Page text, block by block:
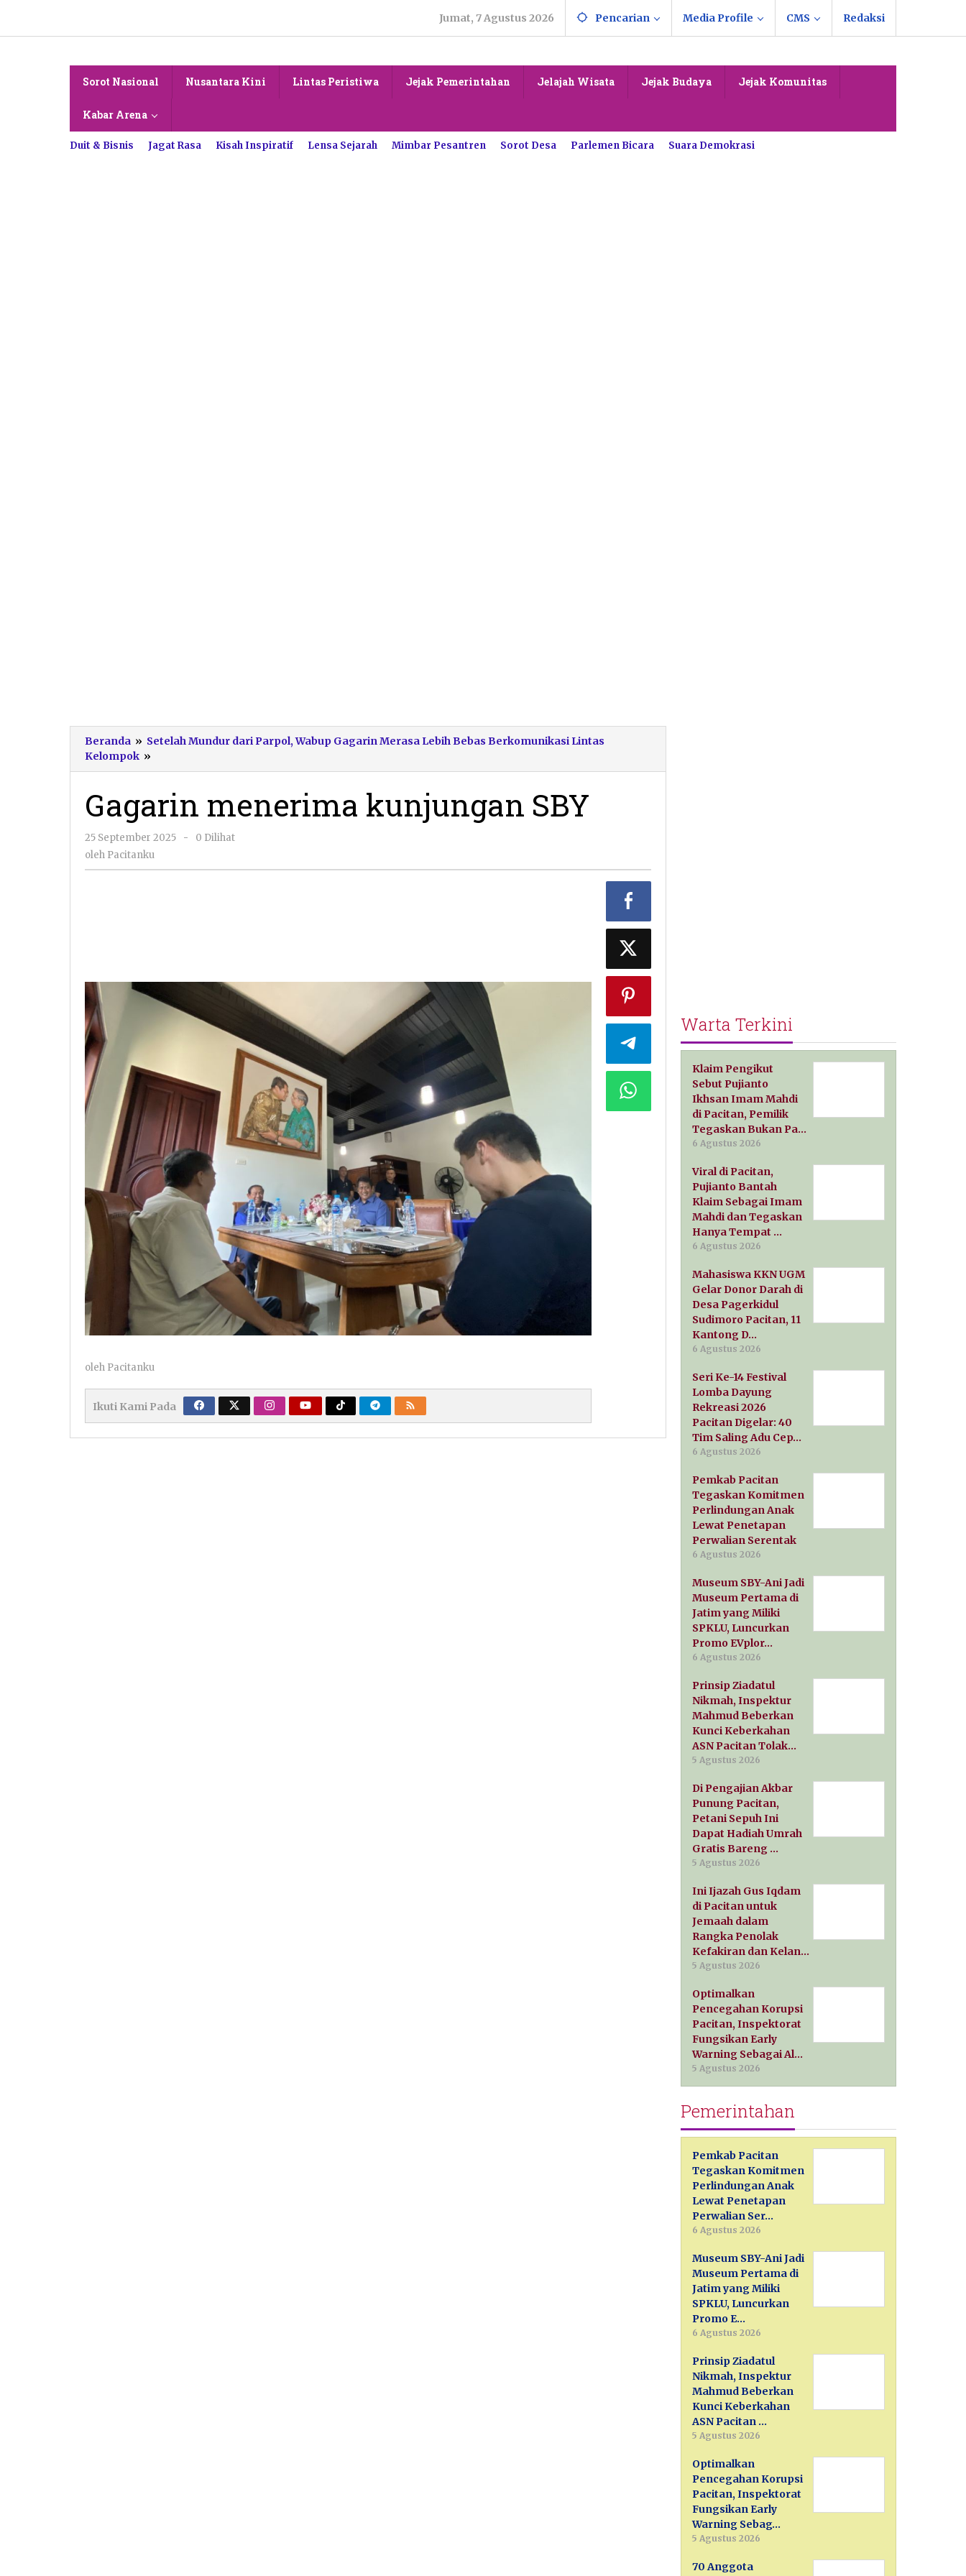
konten
Jumat, 7 Agustus 2026 Pencarian Media Profile CMS Redaksi
Sorot Nasional Nusantara Kini Lintas Peristiwa Jejak Pemerintahan Jelajah Wisata Jejak Budaya Jejak Komunitas
Kabar Arena
Duit & Bisnis Jagat Rasa Kisah Inspiratif Lensa Sejarah Mimbar Pesantren Sorot Desa Parlemen Bicara Suara Demokrasi
Beranda » Setelah Mundur dari Parpol, Wabup Gagarin Merasa Lebih Bebas Berkomunikasi Lintas
Kelompok »
menerima
SBY
Gagarin menerima kunjungan SBY
25 September 2025
oleh
-
0 Dilihat
oleh Pacitanku
oleh Pacitanku
Ikuti Kami Pada
Warta Terkini
Klaim Pengikut
Sebut Pujianto
Ikhsan Imam Mahdi
di Pacitan, Pemilik
Tegaskan Bukan Pa…
6 Agustus 2026
Viral di Pacitan,
Pujianto Bantah
Klaim Sebagai Imam
Mahdi dan Tegaskan
Hanya Tempat …
6 Agustus 2026
Mahasiswa KKN UGM
Gelar Donor Darah di
Desa Pagerkidul
Sudimoro Pacitan, 11
Kantong D…
6 Agustus 2026
Seri Ke-14 Festival
Lomba Dayung
Rekreasi 2026
Pacitan Digelar: 40
Tim Saling Adu Cep…
6 Agustus 2026
Pemkab Pacitan
Tegaskan Komitmen
Perlindungan Anak
Lewat Penetapan
Perwalian Serentak
6 Agustus 2026
Museum SBY-Ani Jadi
Museum Pertama di
Jatim yang Miliki
SPKLU, Luncurkan
Promo EVplor…
6 Agustus 2026
Prinsip Ziadatul
Nikmah, Inspektur
Mahmud Beberkan
Kunci Keberkahan
ASN Pacitan Tolak…
5 Agustus 2026
Di Pengajian Akbar
Punung Pacitan,
Petani Sepuh Ini
Dapat Hadiah Umrah
Gratis Bareng …
5 Agustus 2026
Ini Ijazah Gus Iqdam
di Pacitan untuk
Jemaah dalam
Rangka Penolak
Kefakiran dan Kelan…
5 Agustus 2026
Optimalkan
Pencegahan Korupsi
Pacitan, Inspektorat
Fungsikan Early
Warning Sebagai Al…
5 Agustus 2026
Pemerintahan
Pemkab Pacitan
Tegaskan Komitmen
Perlindungan Anak
Lewat Penetapan
Perwalian Ser…
6 Agustus 2026
Museum SBY-Ani Jadi
Museum Pertama di
Jatim yang Miliki
SPKLU, Luncurkan
Promo E…
6 Agustus 2026
Prinsip Ziadatul
Nikmah, Inspektur
Mahmud Beberkan
Kunci Keberkahan
ASN Pacitan …
5 Agustus 2026
Optimalkan
Pencegahan Korupsi
Pacitan, Inspektorat
Fungsikan Early
Warning Sebag…
5 Agustus 2026
70 Anggota